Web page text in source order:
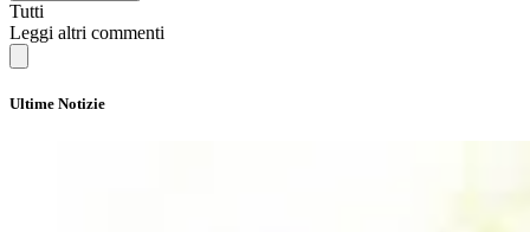
Tutti
Leggi altri commenti
Ultime Notizie